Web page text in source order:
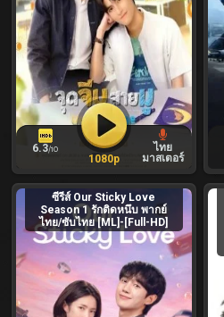
6.3/10
ไทย
มาสเตอร์
1080p
ซีรีส์ Our Sticky Love
Season 1 รักติดหนึบ พากย์
ไทย/ซับไทย [ML]-[Full-HD]